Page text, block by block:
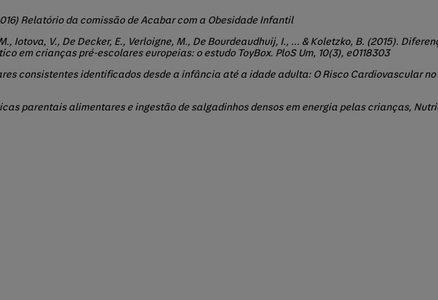
Relatório da comissão de Acabar com a Obesidade Infantil
Iotova, V., De Decker, E., Verloigne, M., De Bourdeaudhuij, I., ... & Koletzko, B. (2015).
em crianças pré-escolares europeias: o estudo ToyBox. PloS Um, 10(3), e0118303
consistentes identificados desde a infância até a idade adulta: O Risco Cardiovascular no
parentais alimentares e ingestão de salgadinhos densos em energia pelas crianças,